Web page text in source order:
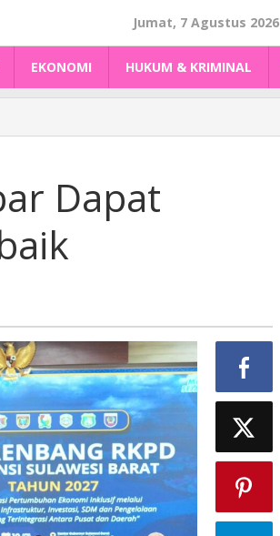
Jumat, 7 Agustus 2026
EKONOMI HUKUM & KRIMINAL
Dapat